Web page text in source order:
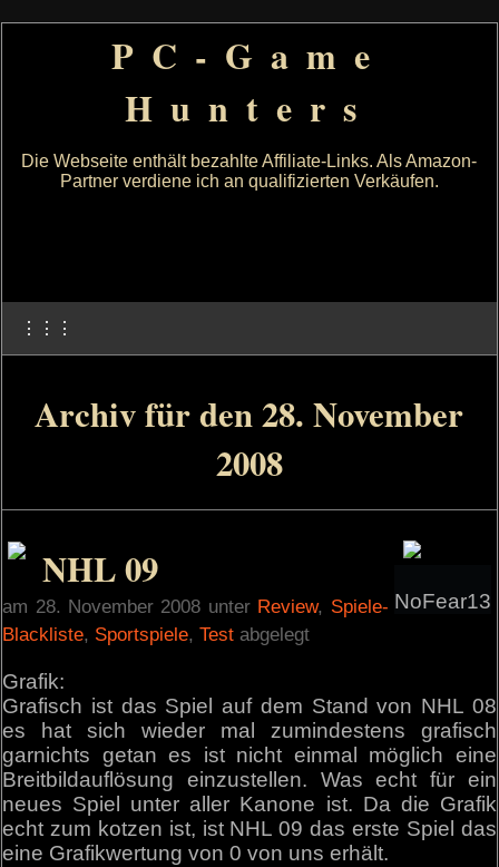
PC-Game
Hunters
Die Webseite enthält bezahlte Affiliate-Links. Als Amazon-
Partner verdiene ich an qualifizierten Verkäufen.
⋮⋮⋮
Archiv für den 28. November
2008
NoFear13
NHL 09
am 28. November 2008 unter Review, Spiele-
Blackliste, Sportspiele,Test abgelegt
Grafik:
Grafisch ist das Spiel auf dem Stand von NHL 08
es hat sich wieder mal zumindestens grafisch
garnichts getan es ist nicht einmal möglich eine
Breitbildauflösung einzustellen. Was echt für ein
neues Spiel unter aller Kanone ist. Da die Grafik
echt zum kotzen ist, ist NHL 09 das erste Spiel das
eine Grafikwertung von 0 von uns erhält.